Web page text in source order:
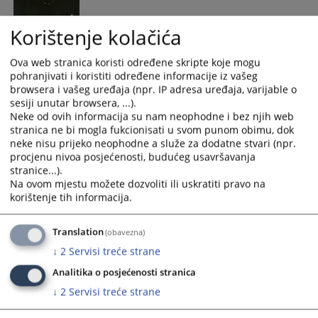
advokat, član VSTS-a BiH; izabrana od Advokatske komore RS;
mandat 07.2023.-07.2027.
(Mr. Duška Bogojević advokat iz Banja Luke izabrana je za
člana VSTS-a BiH ispred Advokatske komore RS umjesto
advokata Jadranke Ivanović kojoj je mandat istekao u junu
2019. godine. Advokatska komora Republike Srpske iskazala
je povjerenje advokatici Bogojević ponovo je izabravši za
članicu VSTS-a BiH u julu 2023. godine.)
Davor Martinović
advokat, advokatsko društvo Martinović i partneri; član VSTS-
a BiH izabran od strane Vijeća ministara BiH; I mandat:
01.2021. – 01-2025.; II mandat: 01.2025. – 01.2029.
(Dr.sc. Davor Martinović zamijenio je Moniku Mijić, v.d.
zastupnika Vijeća ministara BiH pred Evropskim sudom za
ljudska prava, šefa kabineta zastupnika, kojoj je u decembru
Korištenje kolačića
Ova web stranica koristi određene skripte koje mogu
pohranjivati i koristiti određene informacije iz vašeg
browsera i vašeg uređaja (npr. IP adresa uređaja, varijable o
sesiji unutar browsera, ...).
Neke od ovih informacija su nam neophodne i bez njih web
stranica ne bi mogla fukcionisati u svom punom obimu, dok
neke nisu prijeko neophodne a služe za dodatne stvari (npr.
procjenu nivoa posjećenosti, budućeg usavršavanja
stranice...).
Na ovom mjestu možete dozvoliti ili uskratiti pravo na
korištenje tih informacija.
Translation(obavezna)
↓ 2 Servisi treće strane
Analitika o posjećenosti stranica
↓ 2 Servisi treće strane